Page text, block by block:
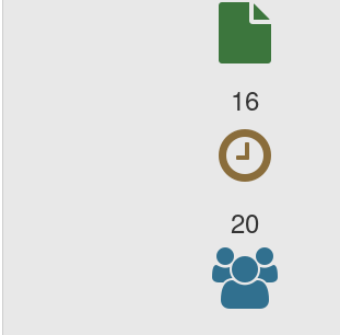
16
20